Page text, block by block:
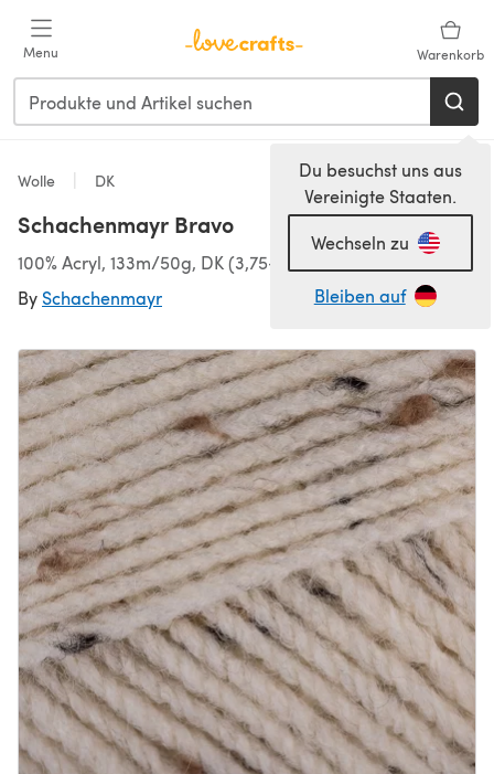
Menu Warenkorb
Du besuchst uns aus
Vereinigte Staaten.
Wechseln zu
Bleiben auf
Wolle DK
Schachenmayr Bravo
100% Acryl, 133m/50g, DK (3,75-4,50 mm)
By Schachenmayr